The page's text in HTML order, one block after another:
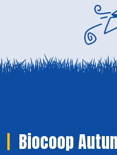
Biocoop Autun